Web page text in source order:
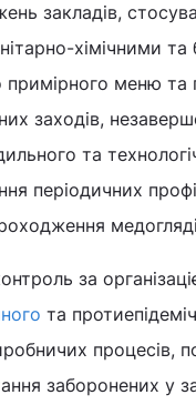
закладів,
хімічними та
меню та
заходів,
та
періодичних
за
та
процесів,
заборонених у